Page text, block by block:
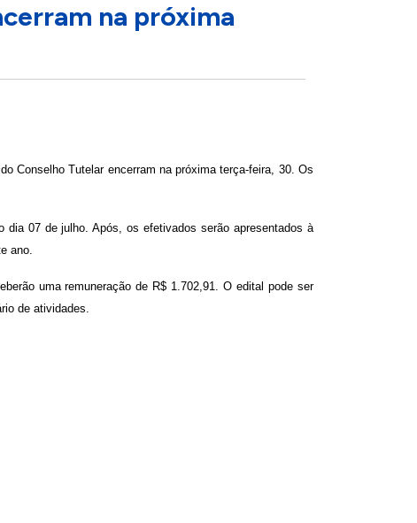
na próxima
Conselho Tutelar encerram na próxima terça-feira, 30. Os
07 de julho. Após, os efetivados serão apresentados à
ano.
uma remuneração de R$ 1.702,91. O edital pode ser
de atividades.